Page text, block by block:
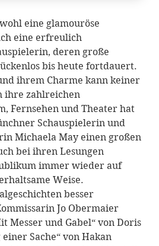
eine glamouröse
eine erfreulich
deren große
bis heute fortdauert.
ihrem Charme kann keiner
ihre zahlreichen
Fernsehen und Theater hat
Schauspielerin und
Michaela May einen großen
bei ihren Lesungen
immer wieder auf
Weise.
besser
Jo Obermaier
Messer und Gabel“ von Doris
Sache“ von Hakan